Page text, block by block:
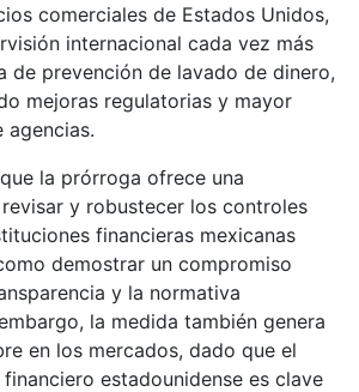
comerciales de Estados Unidos,
internacional cada vez más
de prevención de lavado de dinero,
mejoras regulatorias y mayor
agencias.
la prórroga ofrece una
y robustecer los controles
financieras mexicanas
demostrar un compromiso
y la normativa
la medida también genera
en los mercados, dado que el
estadounidense es clave